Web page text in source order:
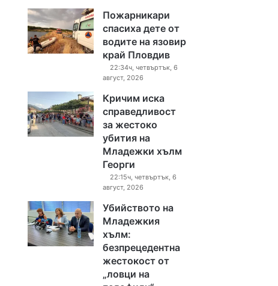
Пожарникари
спасиха дете от
водите на язовир
край Пловдив
22:34ч, четвъртък, 6
август, 2026
Кричим иска
справедливост
за жестоко
убития на
Младежки хълм
Георги
22:15ч, четвъртък, 6
август, 2026
Убийството на
Младежкия
хълм:
безпрецедентна
жестокост от
„ловци на